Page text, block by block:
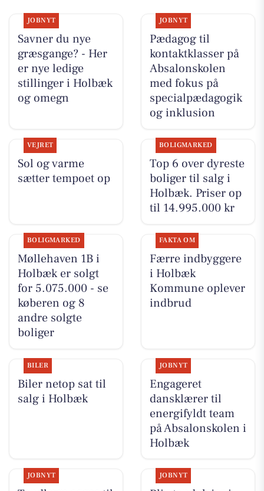
JOBNYT
Savner du nye
græsgange? - Her
er nye ledige
stillinger i Holbæk
og omegn
JOBNYT
Pædagog til
kontaktklasser på
Absalonskolen
med fokus på
specialpædagogik
og inklusion
VEJRET
Sol og varme
sætter tempoet op
BOLIGMARKED
Top 6 over dyreste
boliger til salg i
Holbæk. Priser op
til 14.995.000 kr
BOLIGMARKED
Møllehaven 1B i
Holbæk er solgt
for 5.075.000 - se
køberen og 8
andre solgte
boliger
FAKTA OM
Færre indbyggere
i Holbæk
Kommune oplever
indbrud
BILER
Biler netop sat til
salg i Holbæk
JOBNYT
Engageret
dansklærer til
energifyldt team
på Absalonskolen i
Holbæk
JOBNYT JOBNYT